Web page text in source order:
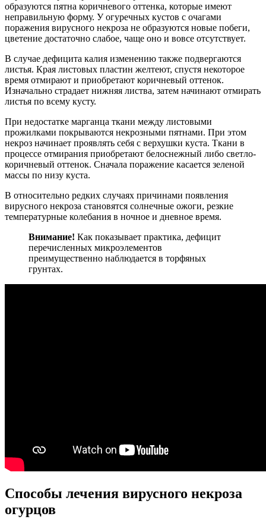
образуются пятна коричневого оттенка, которые имеют
неправильную форму. У огуречных кустов с очагами
поражения вирусного некроза не образуются новые побеги,
цветение достаточно слабое, чаще оно и вовсе отсутствует.
В случае дефицита калия изменению также подвергаются
листья. Края листовых пластин желтеют, спустя некоторое
время отмирают и приобретают коричневый оттенок.
Изначально страдает нижняя листва, затем начинают отмирать
листья по всему кусту.
При недостатке марганца ткани между листовыми
прожилками покрываются некрозными пятнами. При этом
некроз начинает проявлять себя с верхушки куста. Ткани в
процессе отмирания приобретают белоснежный либо светло-
коричневый оттенок. Сначала поражение касается зеленой
массы по низу куста.
В относительно редких случаях причинами появления
вирусного некроза становятся солнечные ожоги, резкие
температурные колебания в ночное и дневное время.
Внимание! Как показывает практика, дефицит
перечисленных микроэлементов
преимущественно наблюдается в торфяных
грунтах.
Способы лечения вирусного некроза
огурцов